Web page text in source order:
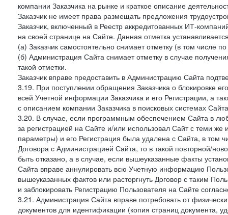
компании Заказчика на рынке и краткое описание
Заказчик не имеет права размещать предложения
Заказчик, включенный в Реестр аккредитованных ИТ-
на своей странице на Сайте. Данная отметка
(а) Заказчик самостоятельно снимает отметку (в том числе
(б) Администрация Сайта снимает отметку в случае
такой отметки.
Заказчик вправе предоставить в Администрацию Сайта
3.19. При поступлении обращения Заказчика о блокировке
всей Учетной информации Заказчика и его Регистрации, а
с описанием компании Заказчика в поисковых системах
3.20. В случае, если программным обеспечением Сайта в
за регистрацией на Сайте и/или использовал Сайт с теми
параметры) и его Регистрация была удалена с Сайта, в том
Договора с Администрацией Сайта, то в такой повторной/
быть отказано, а в случае, если вышеуказанные факты
Сайта вправе аннулировать всю Учетную информацию
вышеуказанных фактов или расторгнуть Договор с таким
и заблокировать Регистрацию Пользователя на Сайте
3.21. Администрация Сайта вправе потребовать от
документов для идентификации (копия страниц документа,